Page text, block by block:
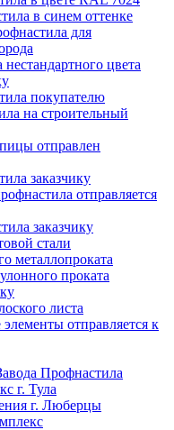
в синем оттенке
для
цвета
покупателю
на строительный
отправлен
заказчику
отправляется
заказчику
стали
металлопроката
проката
листа
отправляется к
Профнастила
г. Тула
г. Люберцы